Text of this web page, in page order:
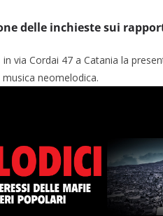
delle inchieste sui
via Cordai 47 a Catania la
neomelodica.